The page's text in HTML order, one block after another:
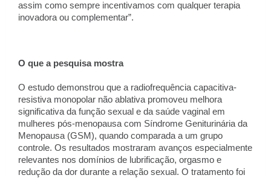
assim como sempre incentivamos com qualquer terapia
inovadora ou complementar”.
O que a pesquisa mostra
O estudo demonstrou que a radiofrequência capacitiva-
resistiva monopolar não ablativa promoveu melhora
significativa da função sexual e da saúde vaginal em
mulheres pós-menopausa com Síndrome Geniturinária da
Menopausa (GSM), quando comparada a um grupo
controle. Os resultados mostraram avanços especialmente
relevantes nos domínios de lubrificação, orgasmo e
redução da dor durante a relação sexual. O tratamento foi